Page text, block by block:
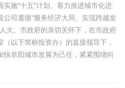
施“十五”计划、着力推进城市化进
司遵循“服务经济大局、实现跨越发
大、市政府的亲切关怀下，在市政府
以下简称投资办）的直接领导下，
阜阳城市发展为己任，紧紧围绕向